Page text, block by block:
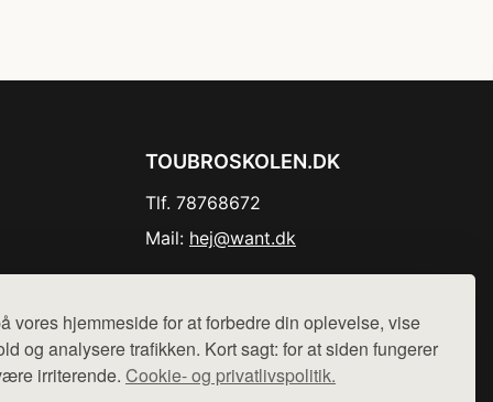
vores hjemmeside for at forbedre din oplevelse, vise
og analysere trafikken. Kort sagt: for at siden fungerer
irriterende. Cookie- og privatlivspolitik.
TOUBROSKOLEN.DK
Tlf. 78768672
Mail: hej@want.dk